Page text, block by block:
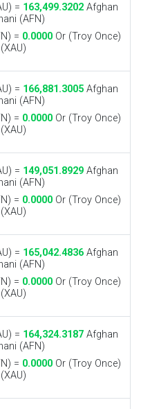
= 163,499.3202Afghan
(AFN)
= 0.0000 Or (Troy Once)
(XAU)
= 166,881.3005Afghan
(AFN)
= 0.0000 Or (Troy Once)
(XAU)
= 149,051.8929Afghan
(AFN)
= 0.0000 Or (Troy Once)
(XAU)
= 165,042.4836Afghan
(AFN)
= 0.0000 Or (Troy Once)
(XAU)
= 164,324.3187Afghan
(AFN)
= 0.0000 Or (Troy Once)
(XAU)